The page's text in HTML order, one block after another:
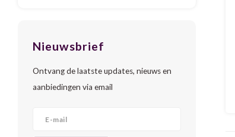
Nieuwsbrief
Ontvang de laatste updates, nieuws en
aanbiedingen via email